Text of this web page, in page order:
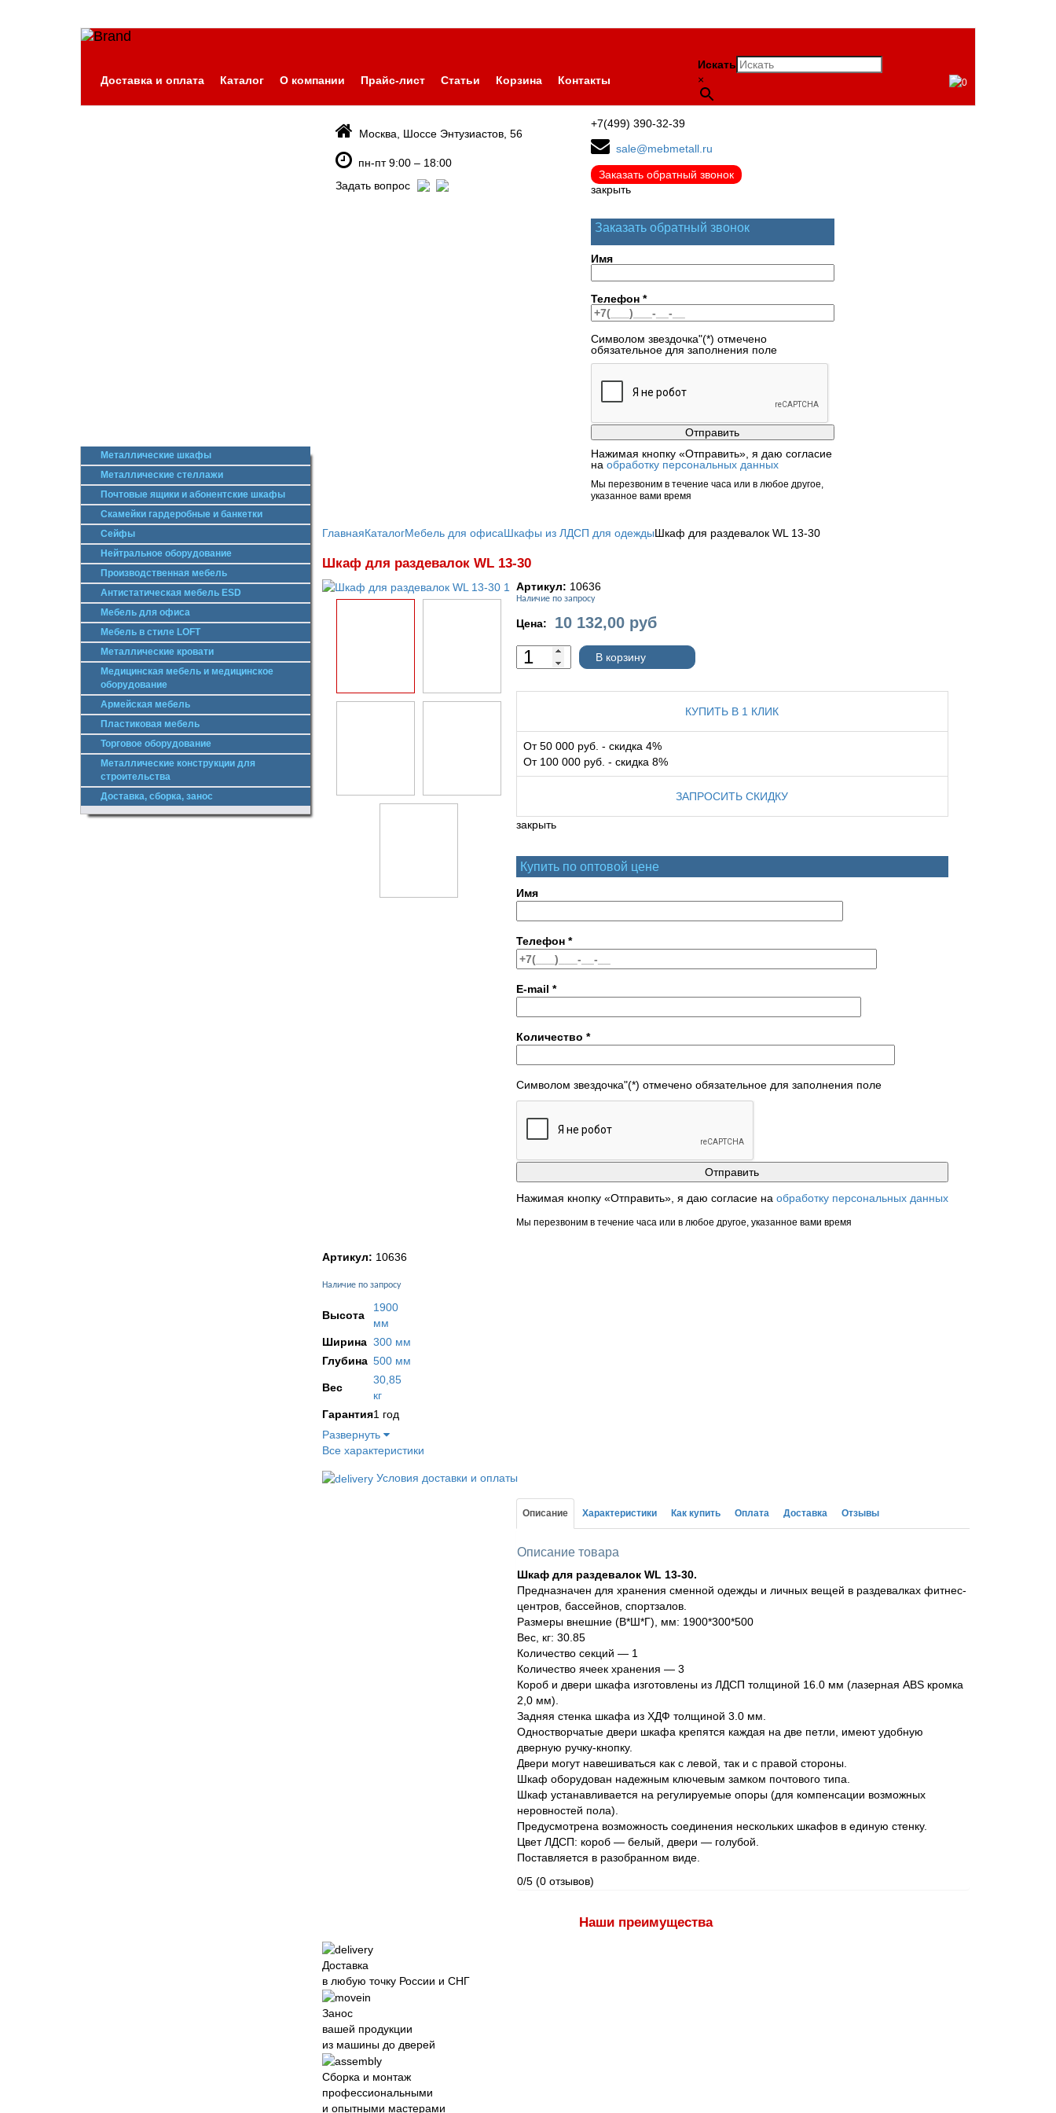
Доставка и оплата Каталог О компании Прайс-лист Статьи Корзина Контакты
Искать
×
0
Москва, Шоссе Энтузиастов, 56
пн-пт 9:00 – 18:00
Задать вопрос
+7(499) 390-32-39
sale@mebmetall.ru
Заказать обратный звонок
закрыть
Заказать обратный звонок
Имя
Телефон *
Символом звездочка"(*) отмечено
обязательное для заполнения поле
Нажимая кнопку «Отправить», я даю согласие
на обработку персональных данных
Мы перезвоним в течение часа или в любое другое,
указанное вами время
Металлические шкафы
Металлические стеллажи
Почтовые ящики и абонентские шкафы
Скамейки гардеробные и банкетки
Сейфы
Нейтральное оборудование
Производственная мебель
Антистатическая мебель ESD
Мебель для офиса
Мебель в стиле LOFT
Металлические кровати
Медицинская мебель и медицинское
оборудование
Армейская мебель
Пластиковая мебель
Торговое оборудование
Металлические конструкции для
строительства
Доставка, сборка, занос
ГлавнаяКаталогМебель для офисаШкафы из ЛДСП для одеждыШкаф для раздевалок WL 13-30
Шкаф для раздевалок WL 13-30
Артикул: 10636
Наличие по запросу
Цена: 10 132,00 руб
В корзину
КУПИТЬ В 1 КЛИК
От 50 000 руб. - скидка 4%
От 100 000 руб. - скидка 8%
ЗАПРОСИТЬ СКИДКУ
закрыть
Купить по оптовой цене
Имя
Телефон *
E-mail *
Количество *
Символом звездочка"(*) отмечено обязательное для заполнения поле
Нажимая кнопку «Отправить», я даю согласие на обработку персональных данных
Мы перезвоним в течение часа или в любое другое, указанное вами время
Артикул: 10636
Наличие по запросу
Высота
1900
мм
Ширина 300 мм
Глубина 500 мм
Вес
30,85
кг
Гарантия1 год
Развернуть
Все характеристики
Условия доставки и оплаты
Описание Характеристики Как купить Оплата Доставка Отзывы
Описание товара
Шкаф для раздевалок WL 13-30.
Предназначен для хранения сменной одежды и личных вещей в раздевалках фитнес-
центров, бассейнов, спортзалов.
Размеры внешние (В*Ш*Г), мм: 1900*300*500
Вес, кг: 30.85
Количество секций — 1
Количество ячеек хранения — 3
Короб и двери шкафа изготовлены из ЛДСП толщиной 16.0 мм (лазерная ABS кромка
2,0 мм).
Задняя стенка шкафа из ХДФ толщиной 3.0 мм.
Одностворчатые двери шкафа крепятся каждая на две петли, имеют удобную
дверную ручку-кнопку.
Двери могут навешиваться как с левой, так и с правой стороны.
Шкаф оборудован надежным ключевым замком почтового типа.
Шкаф устанавливается на регулируемые опоры (для компенсации возможных
неровностей пола).
Предусмотрена возможность соединения нескольких шкафов в единую стенку.
Цвет ЛДСП: короб — белый, двери — голубой.
Поставляется в разобранном виде.
0/5 (0 отзывов)
Наши преимущества
Доставка
в любую точку России и СНГ
Занос
вашей продукции
из машины до дверей
Сборка и монтаж
профессиональными
и опытными мастерами